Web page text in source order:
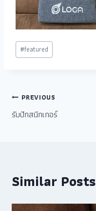
#featured
PREVIOUS
รับปักสนีกเกอร์
Similar Posts